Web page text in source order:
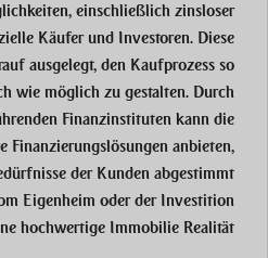
einschließlich zinsloser
Käufer und Investoren. Diese
ausgelegt, den Kaufprozess so
wie möglich zu gestalten. Durch
Finanzinstituten kann die
Finanzierungslösungen anbieten,
der Kunden abgestimmt
Eigenheim oder der Investition
hochwertige Immobilie Realität.